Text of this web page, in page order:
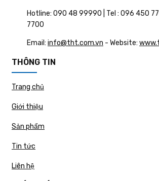
Hotline: 090 48 99990 | Tel : 096 450
7700
Email: info@tht.com.vn - Website:
THÔNG TIN
Trang chủ
Giới thiệu
Sản phẩm
Tin tức
Liên hệ